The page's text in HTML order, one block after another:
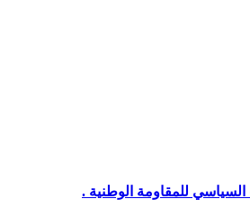
للمقاومة الوطنية .